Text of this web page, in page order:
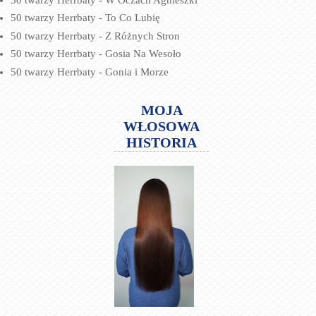
50 twarzy Herrbaty - To Co Lubię
50 twarzy Herrbaty - Z Różnych Stron
50 twarzy Herrbaty - Gosia Na Wesoło
50 twarzy Herrbaty - Gonia i Morze
MOJA
WŁOSOWA
HISTORIA